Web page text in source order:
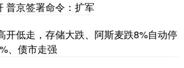
普京签署命令：扩军
开低走，存储大跌、阿斯麦跌8%自动停
、债市走强